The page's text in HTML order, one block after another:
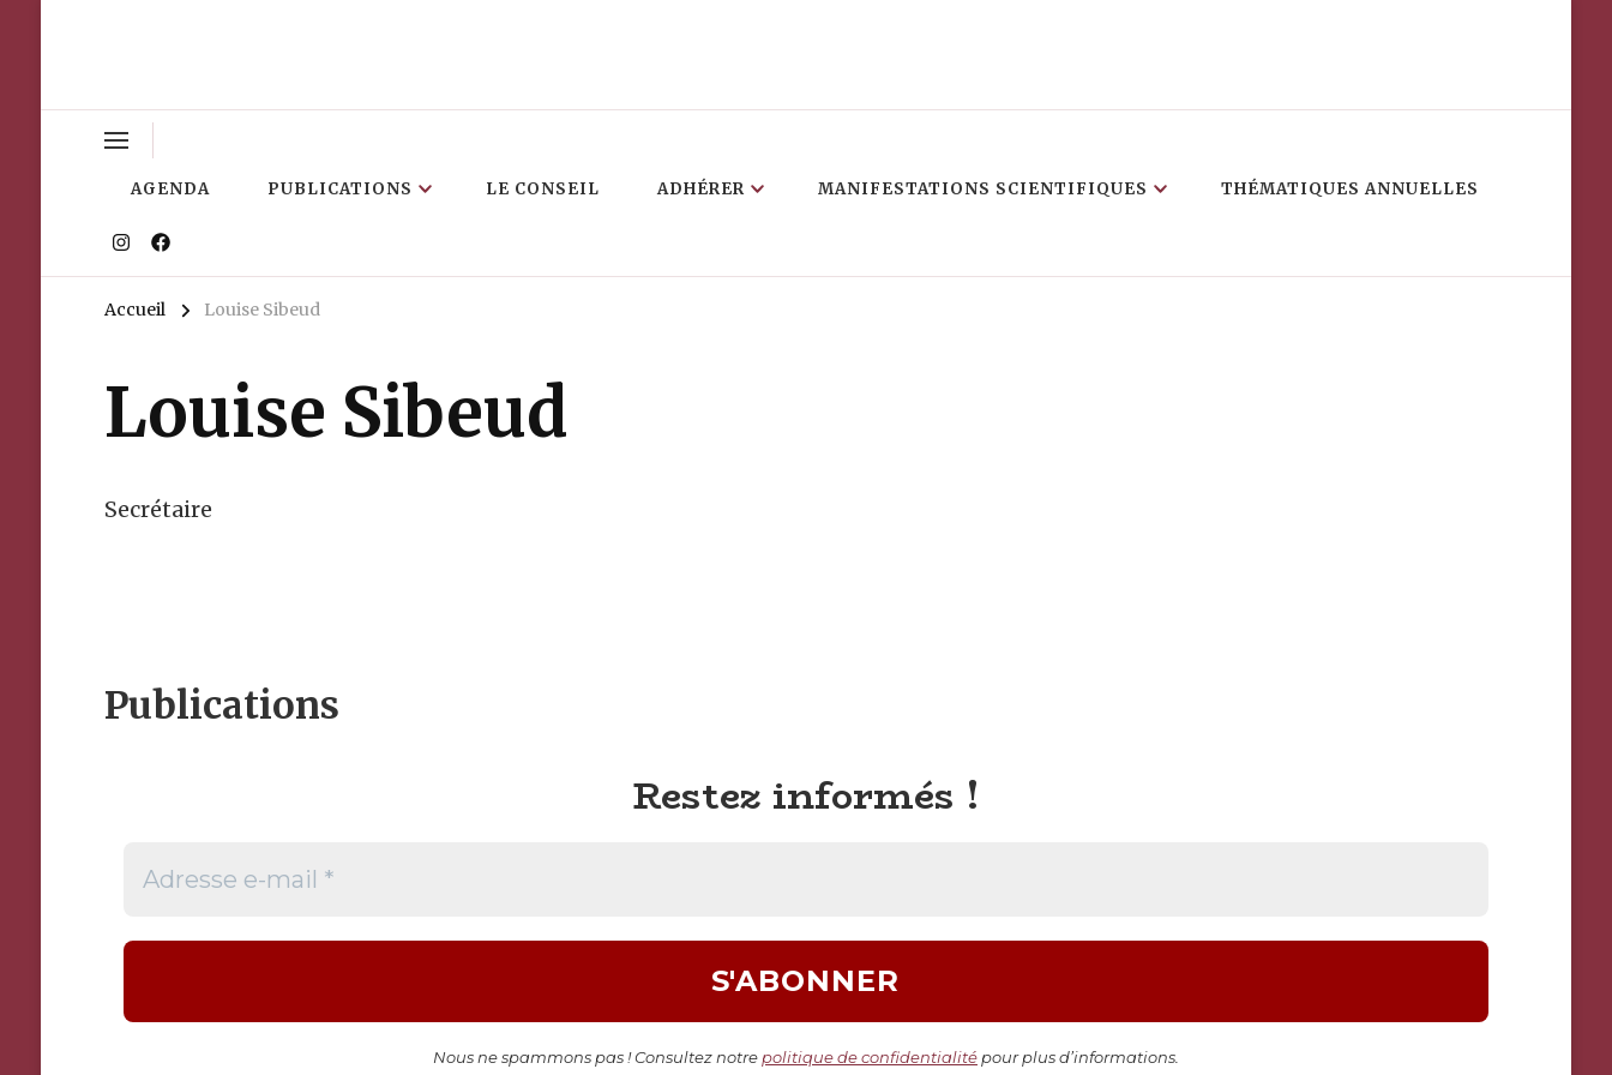
AGENDA PUBLICATIONS LE CONSEIL ADHÉRER MANIFESTATIONS SCIENTIFIQUES THÉMATIQUES ANNUELLES
Accueil Louise Sibeud
Louise Sibeud
Secrétaire
Publications
Restez informés !
e-
*
Nous ne spammons pas ! Consultez notrepolitique de confidentialitépour plus d’informations.